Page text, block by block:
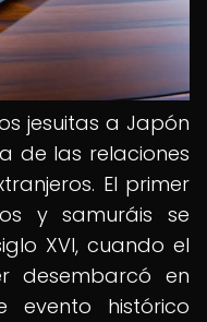
jesuitas a Japón
de las relaciones
El primer
y samuráis se
XVI, cuando el
desembarcó en
evento histórico